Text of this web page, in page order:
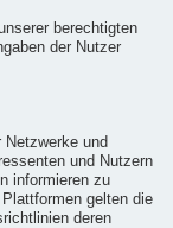
berechtigten
der Nutzer
Netzwerke und
und Nutzern
informieren zu
gelten die
deren